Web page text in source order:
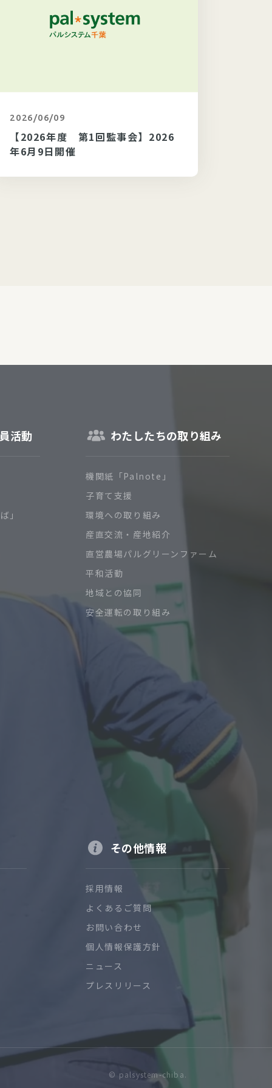
2026/06/09
【2026年度 第1回監事会】2026
年6月9日開催
活動
」
わたしたちの取り組み
機関紙「Palnote」
子育て支援
環境への取り組み
産直交流・産地紹介
直営農場パルグリーンファーム
平和活動
地域との協同
安全運転の取り組み
その他情報
採用情報
よくあるご質問
お問い合わせ
個人情報保護方針
ニュース
プレスリリース
© palsystem-chiba.